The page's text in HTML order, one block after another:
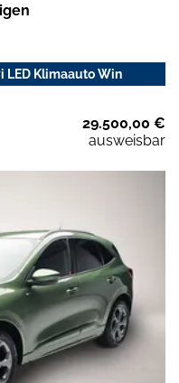
LED Klimaauto Win
29.500,00 €
ausweisbar